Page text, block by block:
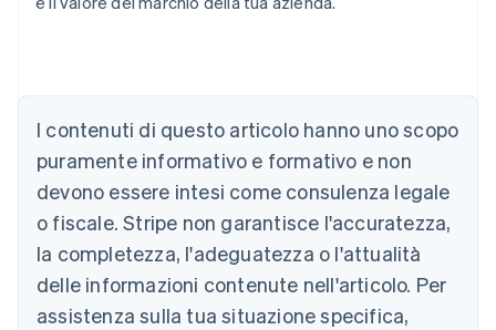
I contenuti di questo articolo hanno uno scopo
puramente informativo e formativo e non
devono essere intesi come consulenza legale
o fiscale. Stripe non garantisce l'accuratezza,
la completezza, l'adeguatezza o l'attualità
delle informazioni contenute nell'articolo. Per
assistenza sulla tua situazione specifica,
English
Austria
Deutsch English
Belgio
NederlandsFrançaisDeutschEnglish
PortuguêsEnglish
Bulgaria
English
Canada
English Français